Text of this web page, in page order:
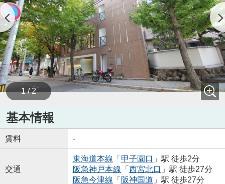
1 / 2
基本情報
賃料 -
交通
東海道本線 「 甲子園口 」駅 徒歩2分
阪急神戸本線 「 西宮北口 」駅 徒歩27分
阪急今津線 「 阪神国道 」駅 徒歩27分